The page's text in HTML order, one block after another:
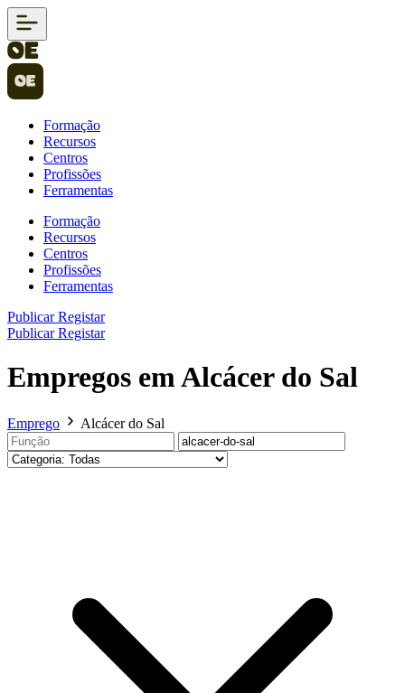
Formação
Recursos
Centros
Profissões
Ferramentas
Formação
Recursos
Centros
Profissões
Ferramentas
PublicarRegistar
PublicarRegistar
Empregos em Alcácer do Sal
Emprego Alcácer do Sal